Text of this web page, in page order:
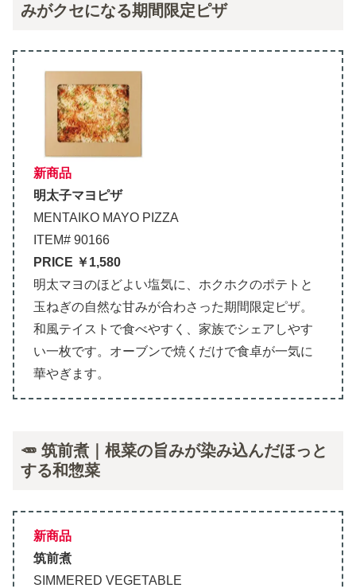
みがクセになる期間限定ピザ
新商品
明太子マヨピザ
MENTAIKO MAYO PIZZA
ITEM# 90166
PRICE ￥1,580
明太マヨのほどよい塩気に、ホクホクのポテトと
玉ねぎの自然な甘みが合わさった期間限定ピザ。
和風テイストで食べやすく、家族でシェアしやす
い一枚です。オーブンで焼くだけで食卓が一気に
華やぎます。
🥕 筑前煮｜根菜の旨みが染み込んだほっと
する和惣菜
新商品
筑前煮
SIMMERED VEGETABLE